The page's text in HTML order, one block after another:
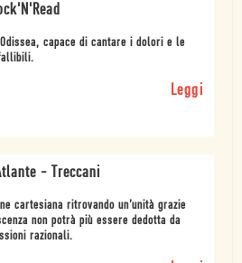
capace di cantare i dolori e le
Leggi
- Treccani
cartesiana ritrovando un’unità grazie
non potrà più essere dedotta da
razionali.